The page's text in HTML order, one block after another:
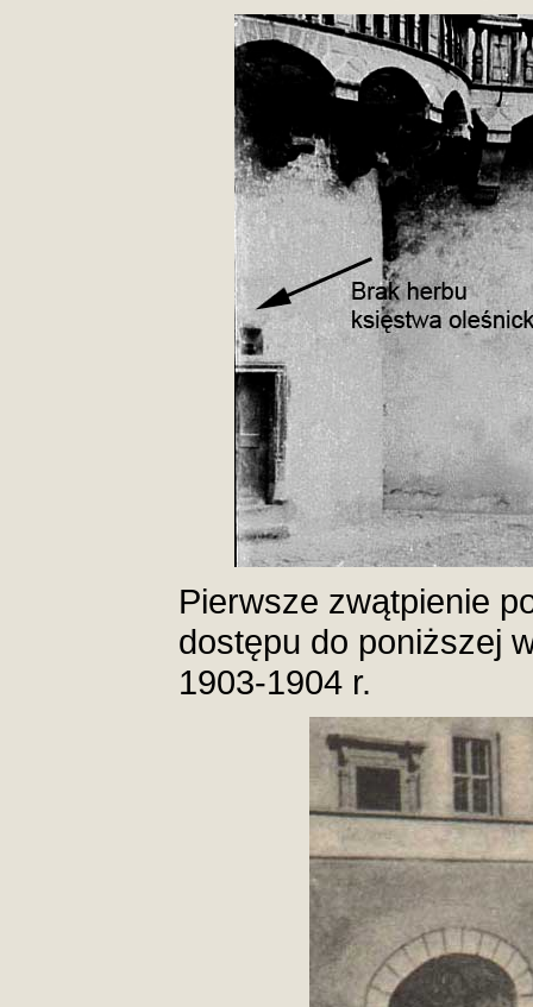
Pierwsze zwątpienie
dostępu do poniższej
1903-1904 r.